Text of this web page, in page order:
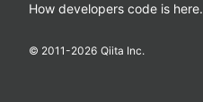
How developers code is here.
© 2011-2026 Qiita Inc.